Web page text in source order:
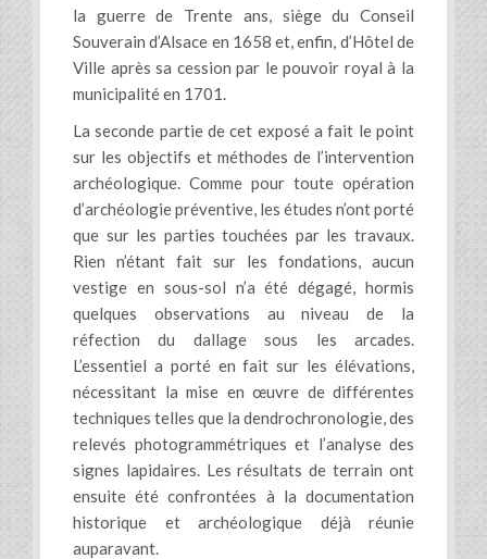
la guerre de Trente ans, siège du Conseil
Souverain d’Alsace en 1658 et, enfin, d’Hôtel de
Ville après sa cession par le pouvoir royal à la
municipalité en 1701.
La seconde partie de cet exposé a fait le point
sur les objectifs et méthodes de l’intervention
archéologique. Comme pour toute opération
d’archéologie préventive, les études n’ont porté
que sur les parties touchées par les travaux.
Rien n’étant fait sur les fondations, aucun
vestige en sous-sol n’a été dégagé, hormis
quelques observations au niveau de la
réfection du dallage sous les arcades.
L’essentiel a porté en fait sur les élévations,
nécessitant la mise en œuvre de différentes
techniques telles que la dendrochronologie, des
relevés photogrammétriques et l’analyse des
signes lapidaires. Les résultats de terrain ont
ensuite été confrontées à la documentation
historique et archéologique déjà réunie
auparavant.